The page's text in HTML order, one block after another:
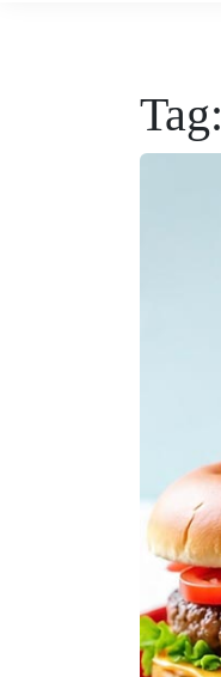
Tag: